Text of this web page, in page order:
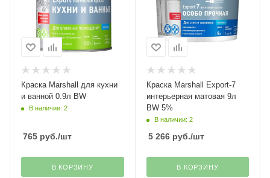
Краска Marshall для кухни
и ванной 0.9л BW
В наличии: 2
765 руб./шт
В КОРЗИНУ
Краска Marshall Export-7
интерьерная матовая 9л
ВW 5%
В наличии: 2
5 266руб./шт
В КОРЗИНУ